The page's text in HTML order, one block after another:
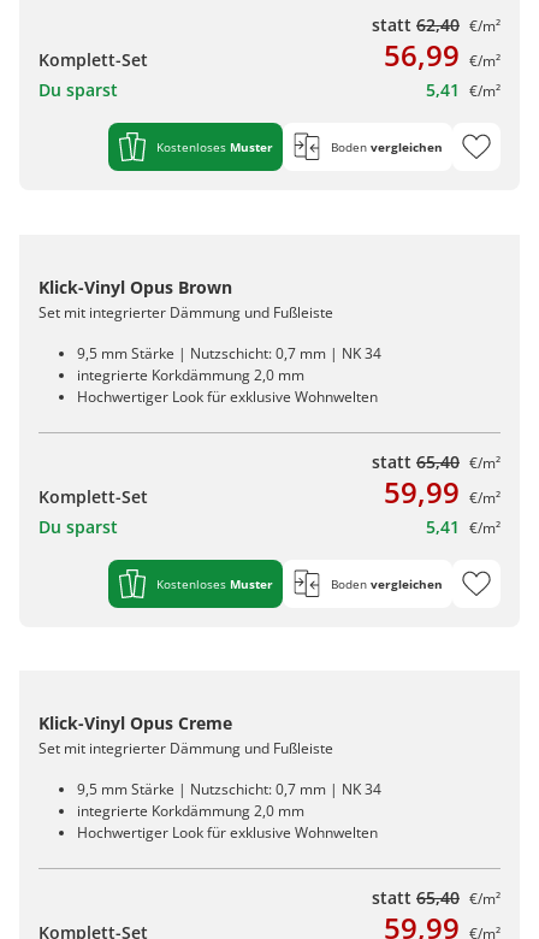
statt 62,40 €/m²
Komplett-Set 56,99 €/m²
Du sparst 5,41 €/m²
Kostenloses Muster Boden vergleichen
Klick-Vinyl Opus Brown
Set mit integrierter Dämmung und Fußleiste
9,5 mm Stärke | Nutzschicht: 0,7 mm | NK 34
integrierte Korkdämmung 2,0 mm
Hochwertiger Look für exklusive Wohnwelten
statt 65,40 €/m²
Komplett-Set 59,99 €/m²
Du sparst 5,41 €/m²
Kostenloses Muster Boden vergleichen
Klick-Vinyl Opus Creme
Set mit integrierter Dämmung und Fußleiste
9,5 mm Stärke | Nutzschicht: 0,7 mm | NK 34
integrierte Korkdämmung 2,0 mm
Hochwertiger Look für exklusive Wohnwelten
statt 65,40 €/m²
Komplett-Set 59,99 €/m²